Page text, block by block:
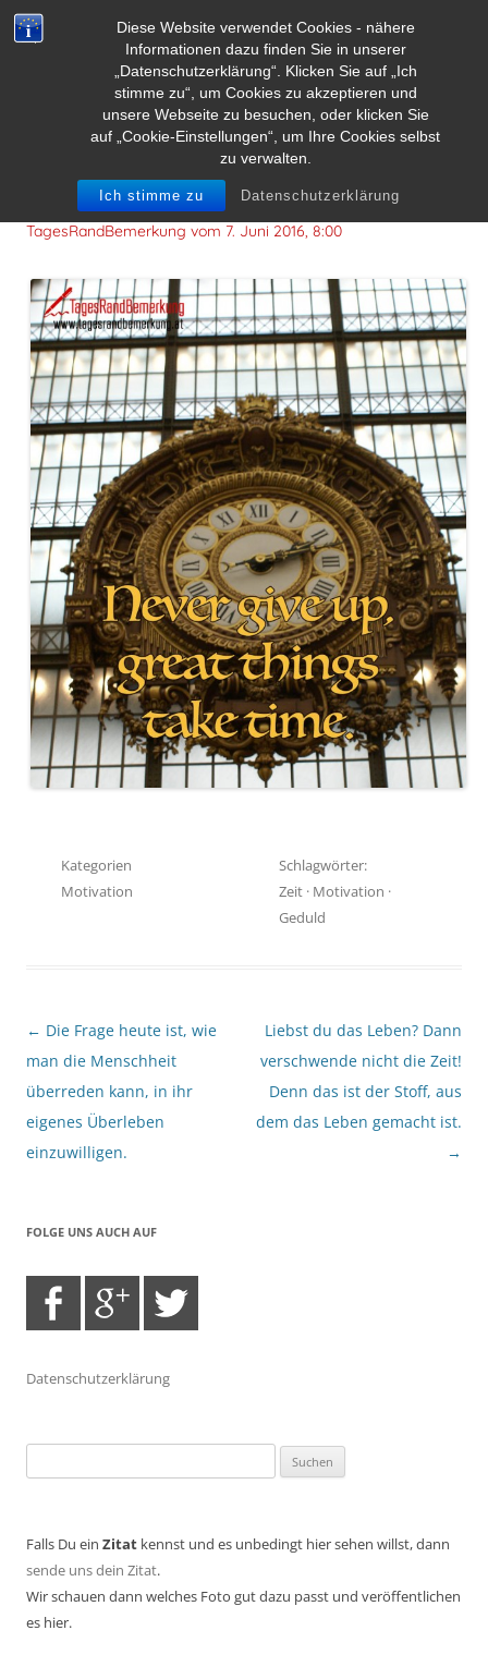
Diese Website verwendet Cookies - nähere
Informationen dazu finden Sie in unserer
„Datenschutzerklärung“. Klicken Sie auf „Ich
stimme zu“, um Cookies zu akzeptieren und
unsere Webseite zu besuchen, oder klicken Sie
auf „Cookie-Einstellungen“, um Ihre Cookies selbst
zu verwalten.
Ich stimme zu Datenschutzerklärung
Never give up, great things take time.
TagesRandBemerkung vom 7. Juni 2016, 8:00
Kategorien
Motivation
Schlagwörter:
Zeit · Motivation ·
Geduld
Beitragsnavigation
← Die Frage heute ist, wie
man die Menschheit
überreden kann, in ihr
eigenes Überleben
einzuwilligen.
Liebst du das Leben? Dann
verschwende nicht die Zeit!
Denn das ist der Stoff, aus
dem das Leben gemacht ist.
→
FOLGE UNS AUCH AUF
Datenschutzerklärung
nach:
Falls Du ein Zitat kennst und es unbedingt hier sehen willst, dann
sende uns dein Zitat.
Wir schauen dann welches Foto gut dazu passt und veröffentlichen
es hier.